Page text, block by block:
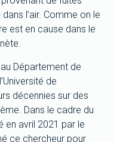
l’air. Comme on le
est en cause dans le
Département de
de
décennies sur des
Dans le cadre du
en avril 2021 par le
ce chercheur pour